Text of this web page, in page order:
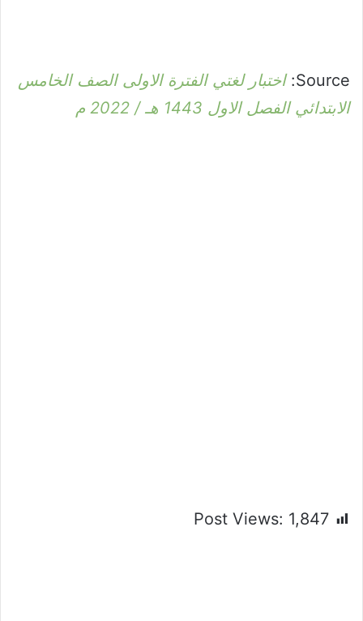
Source: اختبار لغتي الفترة الاولى الصف الخامس
الابتدائي الفصل الاول 1443 هـ / 2022 م
Post Views: 1,847